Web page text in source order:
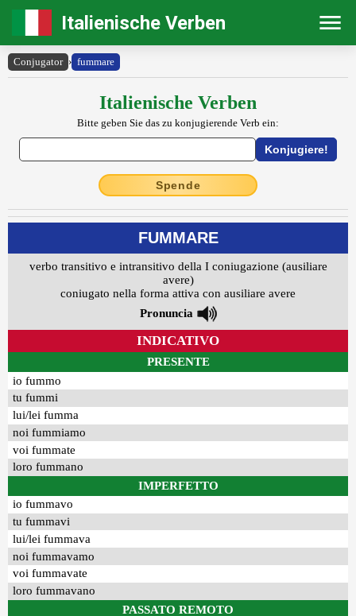
Italienische Verben
Conjugator › fummare
Italienische Verben
Bitte geben Sie das zu konjugierende Verb ein:
Spende
FUMMARE
verbo transitivo e intransitivo della I coniugazione (ausiliare
avere)
coniugato nella forma attiva con ausiliare avere
Pronuncia
INDICATIVO
PRESENTE
io fummo
tu fummi
lui/lei fumma
noi fummiamo
voi fummate
loro fummano
IMPERFETTO
io fummavo
tu fummavi
lui/lei fummava
noi fummavamo
voi fummavate
loro fummavano
PASSATO REMOTO